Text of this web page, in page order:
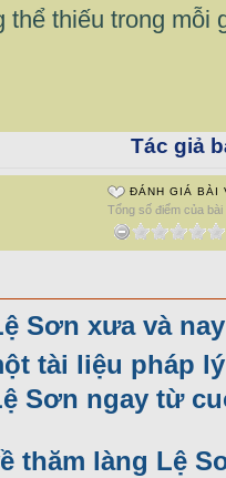
thể thiếu trong mỗi
Tác giả
ĐÁNH GIÁ BÀI
Tổng số điểm của
Sơn xưa và nay
tài liệu pháp
Sơn ngay từ
thăm làng Lệ